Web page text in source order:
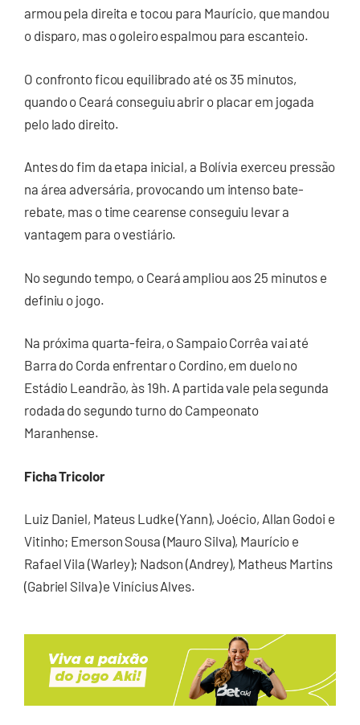
armou pela direita e tocou para Maurício, que mandou
o disparo, mas o goleiro espalmou para escanteio.
O confronto ficou equilibrado até os 35 minutos,
quando o Ceará conseguiu abrir o placar em jogada
pelo lado direito.
Antes do fim da etapa inicial, a Bolívia exerceu pressão
na área adversária, provocando um intenso bate-
rebate, mas o time cearense conseguiu levar a
vantagem para o vestiário.
No segundo tempo, o Ceará ampliou aos 25 minutos e
definiu o jogo.
Na próxima quarta-feira, o Sampaio Corrêa vai até
Barra do Corda enfrentar o Cordino, em duelo no
Estádio Leandrão, às 19h. A partida vale pela segunda
rodada do segundo turno do Campeonato
Maranhense.
Ficha Tricolor
Luiz Daniel, Mateus Ludke (Yann), Joécio, Allan Godoi e
Vitinho; Emerson Sousa (Mauro Silva), Maurício e
Rafael Vila (Warley); Nadson (Andrey), Matheus Martins
(Gabriel Silva) e Vinícius Alves.